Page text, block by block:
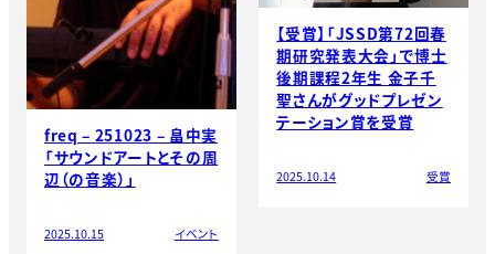
freq – 251023 – 畠中実
「サウンドアートとその周
辺（の音楽）」
2025.10.15 イベント
【受賞】「JSSD第72回春
期研究発表大会」で博士
後期課程2年生 金子千
聖さんがグッドプレゼン
テーション賞を受賞
2025.10.14 受賞